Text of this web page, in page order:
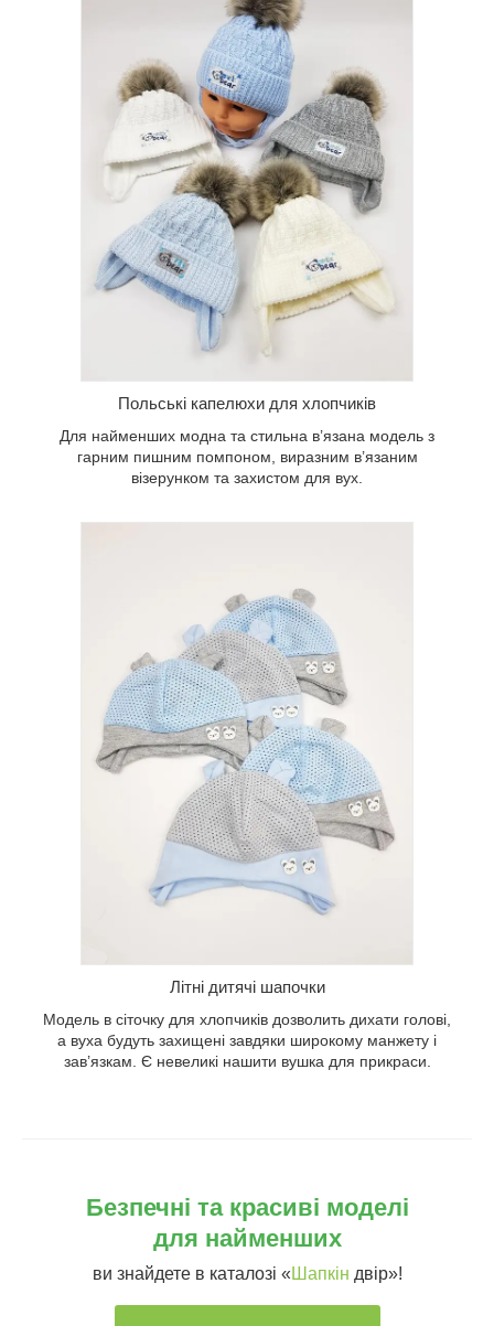
Польські капелюхи для хлопчиків
Для найменших модна та стильна в’язана модель з
гарним пишним помпоном, виразним в’язаним
візерунком та захистом для вух.
Модель в сіточку для хлопчиків
дозволить дихати голові, а вуха будуть
захищені завдяки широкому манжету і
зав’язкам. Є невеликі нашити вушка для
Літні дитячі шапочки
Модель в сіточку для хлопчиків дозволить дихати голові,
а вуха будуть захищені завдяки широкому манжету і
зав’язкам. Є невеликі нашити вушка для прикраси.
Безпечні та красиві моделі
для найменших
ви знайдете в каталозі « Шапкін двір»!